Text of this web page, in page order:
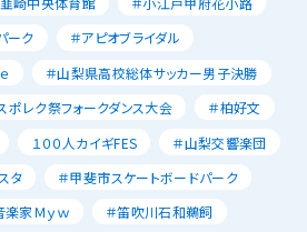
ーク
＃アピオブライダル
＃山梨県高校総体サッカー男子決勝
ポレク祭フォークダンス大会
＃柏好文
１００人カイギFES
＃山梨交響楽団
タ
＃甲斐市スケートボードパーク
楽家Ｍｙｗ
＃笛吹川石和鵜飼